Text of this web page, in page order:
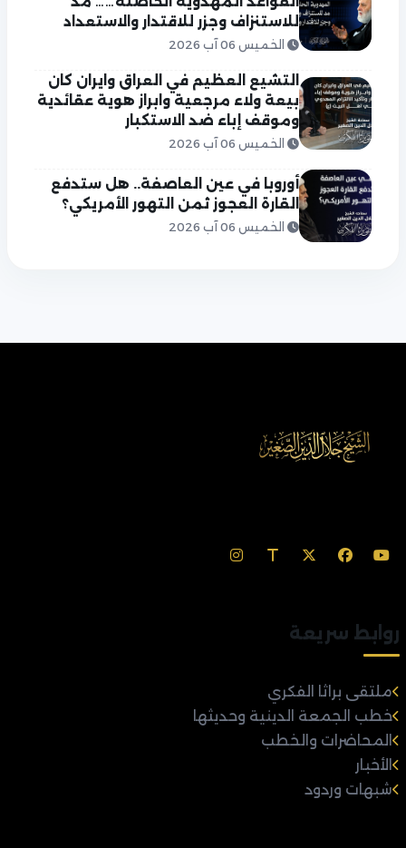
للاستنزاف وجزر للاقتدار والاستعداد
الخميس 06 آب 2026
التشيع العظيم في العراق وايران كان
بيعة ولاء مرجعية وابراز هوية عقائدية
وموقف إباء ضد الاستكبار
الخميس 06 آب 2026
أوروبا في عين العاصفة.. هل ستدفع
القارة العجوز ثمن التهور الأمريكي؟
الخميس 06 آب 2026
روابط سريعة
ملتقى براثا الفكري
خطب الجمعة الدينية وحديثها
المحاضرات والخطب
الأخبار
شبهات وردود